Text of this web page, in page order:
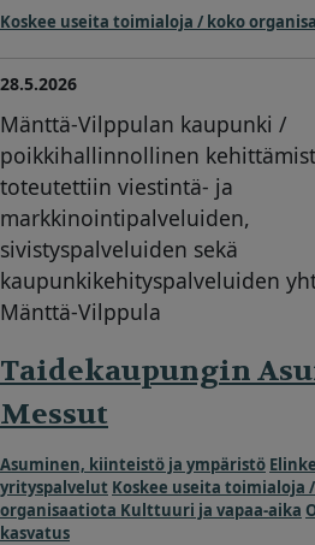
Koskee useita toimialoja / koko
28.5.2026
Mänttä-Vilppulan kaupunki /
poikkihallinnollinen
toteutettiin viestintä- ja
markkinointipalveluiden,
sivistyspalveluiden sekä
kaupunkikehityspalveluiden
Mänttä-Vilppula
Taidekaupungin
Messut
Asuminen, kiinteistö ja ympäristö
yrityspalvelut Koskee useita toimialoja
organisaatiota Kulttuuri ja vapaa-aika
kasvatus